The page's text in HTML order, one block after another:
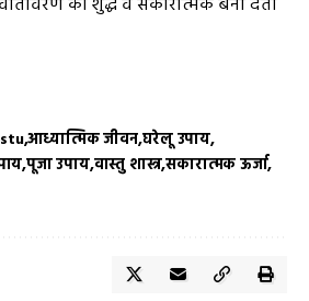
आध्यात्मिक जीवनघरेलू उपाय
पूजा उपायवास्तु शास्त्रसकारात्मक ऊर्जा